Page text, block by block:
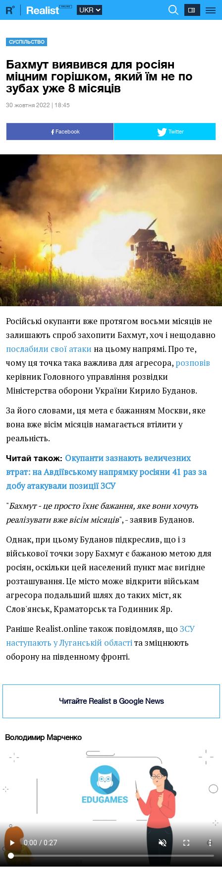
СУСПІЛЬСТВО
Бахмут виявився для росіян
міцним горішком, який їм не по
зубах уже 8 місяців
30 жовтня 2022 | 18:45
Facebook Twitter
Російські окупанти вже протягом восьми місяців не
залишають спроб захопити Бахмут, хоч і нещодавно
послабили свої атаки на цьому напрямі. Про те,
чому ця точка така важлива для агресора, розповів
керівник Головного управління розвідки
Міністерства оборони України Кирило Буданов.
За його словами, ця мета є бажанням Москви, яке
вона вже вісім місяців намагається втілити у
реальність.
Читай також: Окупанти зазнають величезних
втрат: на Авдіївському напрямку росіяни 41 раз за
добу атакували позиції ЗСУ
"Бахмут - це просто їхнє бажання, яке вони хочуть
реалізувати вже вісім місяців", - заявив Буданов.
Однак, при цьому Буданов підкреслив, що і з
військової точки зору Бахмут є бажаною метою для
росіян, оскільки цей населений пункт має вигідне
розташування. Це місто може відкрити військам
агресора подальший шлях до таких міст, як
Слов'янськ, Краматорськ та Годинник Яр.
Раніше Realist.online також повідомляв, що ЗСУ
наступають у Луганській областіта зміцнюють
оборону на південному фронті.
Читайте Realist в Google News
Володимир Марченко